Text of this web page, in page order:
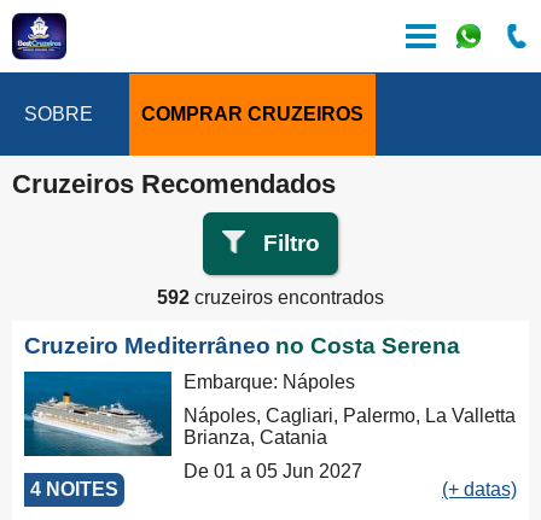
SOBRE COMPRAR CRUZEIROS
Cruzeiros Recomendados
Filtro
592 cruzeiros encontrados
Cruzeiro Mediterrâneo no Costa Serena
4 NOITES
Embarque: Nápoles
Nápoles, Cagliari, Palermo, La Valletta
Brianza, Catania
De 01 a 05 Jun 2027
(+ datas)